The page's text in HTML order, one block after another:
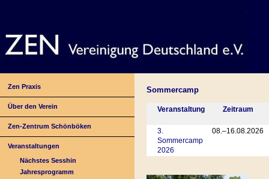
Zen Praxis
Über den Verein
Zen-Zentrum Schönböken
Veranstaltungen
Nächstes Sesshin
Jahresprogramm
Sommercamp
Veranstaltung Zeitraum
3.
Sommercamp
2026
08.–16.08.2026